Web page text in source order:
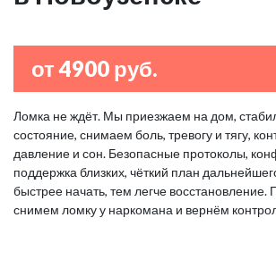
от 4900 руб.
Ломка не ждёт. Мы приезжаем на дом,
состояние, снимаем боль, тревогу и тягу,
давление и сон. Безопасные протоколы,
поддержка близких, чёткий план
быстрее начать, тем легче восстановление.
снимем ломку у наркомана и вернём